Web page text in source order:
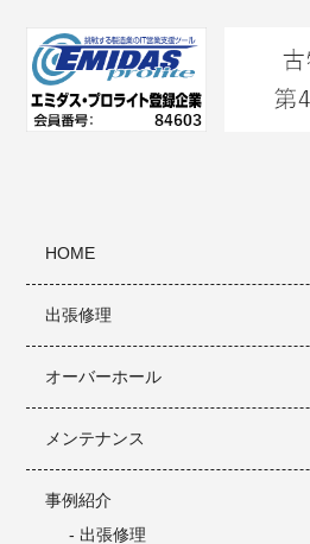
HOME
出張修理
オーバーホール
メンテナンス
事例紹介
- 出張修理